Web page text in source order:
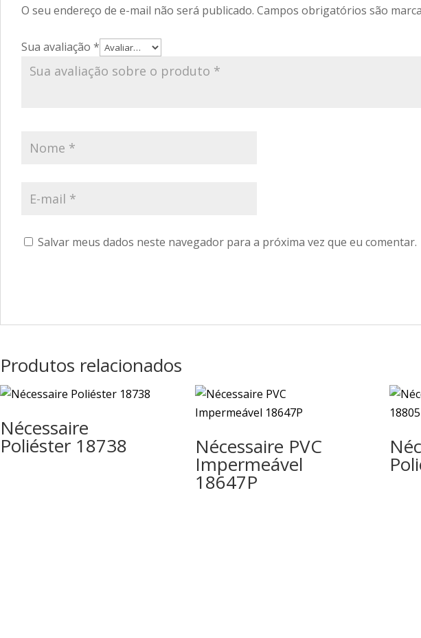
O seu endereço de e-mail não será publicado. Campos obrigatórios são
Sua avaliação *
Salvar meus dados neste navegador para a próxima vez que eu comentar.
Produtos relacionados
Nécessaire
Poliéster 18738 Nécessaire PVC
Impermeável
18647P